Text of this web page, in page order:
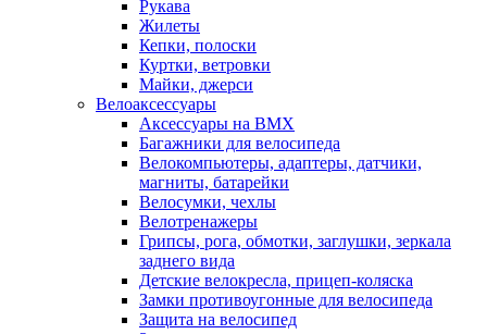
Рукава
Жилеты
Кепки, полоски
Куртки, ветровки
Майки, джерси
Велоаксессуары
Аксессуары на BMX
Багажники для велосипеда
Велокомпьютеры, адаптеры, датчики,
магниты, батарейки
Велосумки, чехлы
Велотренажеры
Грипсы, рога, обмотки, заглушки, зеркала
заднего вида
Детские велокресла, прицеп-коляска
Замки противоугонные для велосипеда
Защита на велосипед